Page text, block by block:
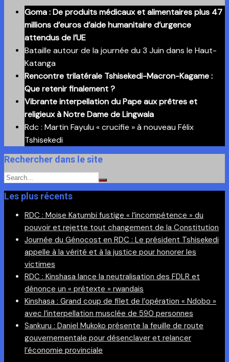
anciennes
publications
Goma : De produits médicaux et alimentaires plus 47
millions d’euros d’aide humanitaire d’urgence
attendus de l’UE
Bataille autour de la journée du 3 Juin dans le Haut-
Katanga
Rencontre trilatérale Tshisekedi-Macron-Kagame :
Que retenir finalement ?
Vibrante interpellation du Pape aux prêtres et
religieux à Notre Dame de Lingwala
Rdc : Martin Fayulu « crucifie » à nouveau Félix
Tshisekedi
Rechercher dans le site
Les plus récents
RDC : Moïse Katumbi fustige « l’incompétence » du
pouvoir et rejette tout changement de la Constitution
Journée du Génocost en RDC : Le président Tshisekedi
appelle à la vérité et à la justice pour honorer les
victimes
RDC : Kinshasa lance la neutralisation des FDLR et
dénonce un « prétexte » rwandais
Kinshasa : Grand coup de filet de l’opération « Ndobo »
avec l’interpellation musclée de 590 personnes
Sankuru : Daniel Mukoko présente la feuille de route
gouvernementale pour désenclaver et relancer
l’économie provinciale